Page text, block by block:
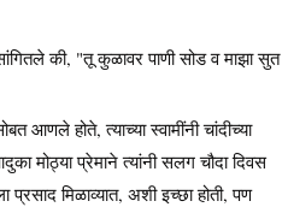
की, "तू कुळावर पाणी सोड व माझा सुत
आणले होते, त्याच्या स्वामींनी चांदीच्या
मोठ्या प्रेमाने त्यांनी सलग चौदा दिवस
मिळाव्यात, अशी इच्छा होती, पण